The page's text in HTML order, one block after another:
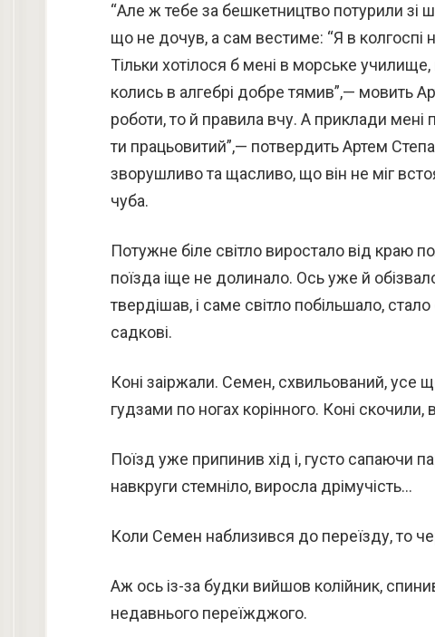
“Але ж тебе за бешкетництво потурили
що не дочув, а сам вестиме: “Я в
Тільки хотілося б мені в морське
колись в алгебрі добре тямив”,— мовить
роботи, то й правила вчу. А приклади
ти працьовитий”,— потвердить Артем
зворушливо та щасливо, що він не міг
чуба.
Потужне біле світло виростало від краю
поїзда іще не долинало. Ось уже й
твердішав, і саме світло побільшало,
садкові.
Коні заіржали. Семен, схвильований, усе
гудзами по ногах корінного. Коні скочили,
Поїзд уже припинив хід і, густо сапаючи
навкруги стемніло, виросла дрімучість…
Коли Семен наблизився до переїзду, то
Аж ось із-за будки вийшов колійник,
недавнього переїжджого.